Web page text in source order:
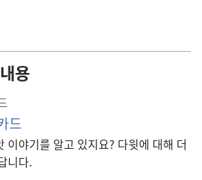
용
드
이야기를 알고 있지요? 다윗에 대해 더
니다.